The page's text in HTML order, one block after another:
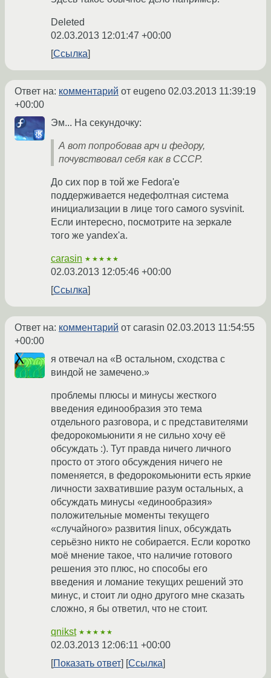
Deleted
02.03.2013 12:01:47 +00:00
Ссылка
Ответ на: комментарий от eugeno 02.03.2013 11:39:19
+00:00
Эм... На секундочку:
А вот попробовав арч и федору,
почувствовал себя как в СССР.
До сих пор в той же Fedora'е
поддерживается недефолтная система
инициализации в лице того самого sysvinit.
Если интересно, посмотрите на зеркале
того же yandex'а.
carasin ★★★★★
02.03.2013 12:05:46 +00:00
Ссылка
Ответ на: комментарий от carasin 02.03.2013 11:54:55
+00:00
я отвечал на «В остальном, сходства с
виндой не замечено.»
проблемы плюсы и минусы жесткого
введения единообразия это тема
отдельного разговора, и с представителями
федорокомьюнити я не сильно хочу её
обсуждать :). Тут правда ничего личного
просто от этого обсуждения ничего не
поменяется, в федорокомьюнити есть яркие
личности захватившие разум остальных, а
обсуждать минусы «единообразия»
положительные моменты текущего
«случайного» развития linux, обсуждать
серьёзно никто не собирается. Если коротко
моё мнение такое, что наличие готового
решения это плюс, но способы его
введения и ломание текущих решений это
минус, и стоит ли одно другого мне сказать
сложно, я бы ответил, что не стоит.
qnikst ★★★★★
02.03.2013 12:06:11 +00:00
Показать ответ
Ссылка